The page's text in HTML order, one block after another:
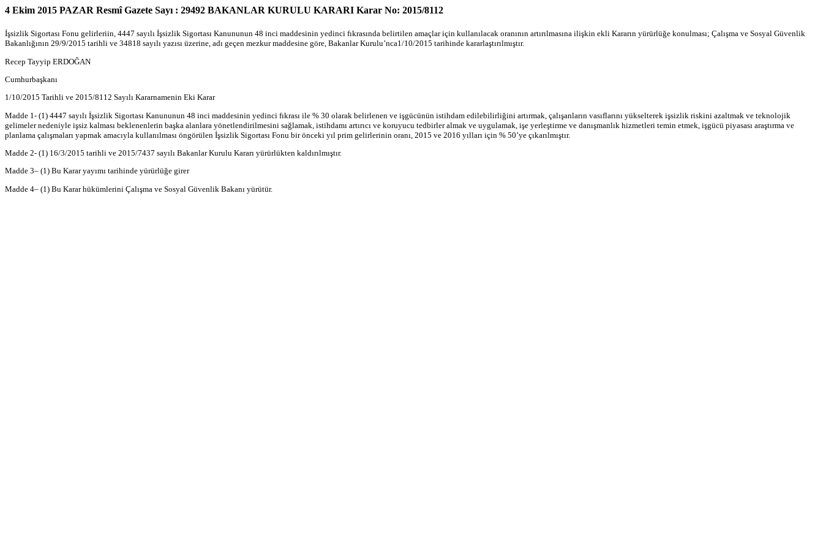
4 Ekim 2015 PAZAR Resmî Gazete Sayı : 29492 BAKANLAR KURULU KARARI Karar No: 2015/8112
İşsizlik Sigortası Fonu gelirleriin, 4447 sayılı İşsizlik Sigortası Kanununun 48 inci maddesinin yedinci fıkrasında belirtilen amaçlar için kullanılacak oranının artırılmasına ilişkin ekli Kararın yürürlüğe konulması; Çalışma ve Sosyal Güvenlik
Bakanlığının 29/9/2015 tarihli ve 34818 sayılı yazısı üzerine, adı geçen mezkur maddesine göre, Bakanlar Kurulu’nca1/10/2015 tarihinde kararlaştırılmıştır.
Recep Tayyip ERDOĞAN
Cumhurbaşkanı
1/10/2015 Tarihli ve 2015/8112 Sayılı Kararnamenin Eki Karar
Madde 1- (1) 4447 sayılı İşsizlik Sigortası Kanununun 48 inci maddesinin yedinci fıkrası ile % 30 olarak belirlenen ve işgücünün istihdam edilebilirliğini artırmak, çalışanların vasıflarını yükselterek işsizlik riskini azaltmak ve teknolojik
gelimeler nedeniyle işsiz kalması beklenenlerin başka alanlara yönetlendirilmesini sağlamak, istihdamı artırıcı ve koruyucu tedbirler almak ve uygulamak, işe yerleştirme ve danışmanlık hizmetleri temin etmek, işgücü piyasası araştırma ve
planlama çalışmaları yapmak amacıyla kullanılması öngörülen İşsizlik Sigortası Fonu bir önceki yıl prim gelirlerinin oranı, 2015 ve 2016 yılları için % 50’ye çıkarılmıştır.
Madde 2- (1) 16/3/2015 tarihli ve 2015/7437 sayılı Bakanlar Kurulu Kararı yürürlükten kaldırılmıştır.
Madde 3– (1) Bu Karar yayımı tarihinde yürürlüğe girer
Madde 4– (1) Bu Karar hükümlerini Çalışma ve Sosyal Güvenlik Bakanı yürütür.